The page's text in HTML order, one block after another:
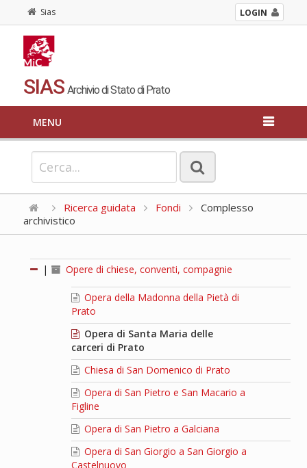
Sias LOGIN
SIAS Archivio di Stato di Prato
MENU
Ricerca guidata Fondi
Complesso
archivistico
| Opere di chiese, conventi, compagnie
Opera della Madonna della Pietà di
Prato
Opera di Santa Maria delle
carceri di Prato
Chiesa di San Domenico di Prato
Opera di San Pietro e San Macario a
Figline
Opera di San Pietro a Galciana
Opera di San Giorgio a San Giorgio a
Castelnuovo